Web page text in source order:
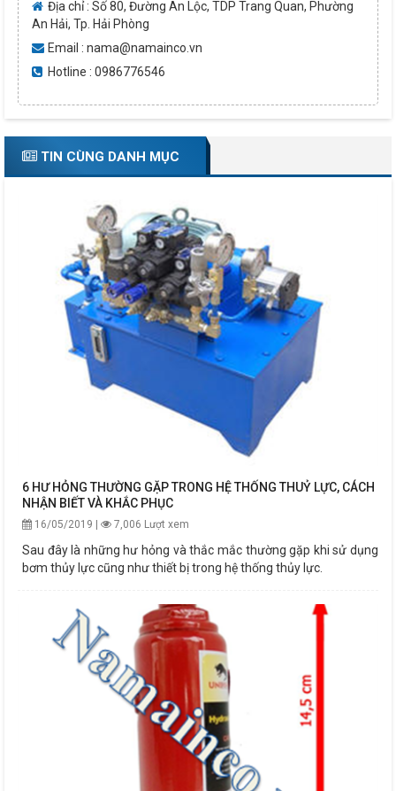
Địa chỉ : Số 80, Đường An Lộc, TDP Trang Quan, Phường
An Hải, Tp. Hải Phòng
Email : nama@namainco.vn
Hotline : 0986776546
TIN CÙNG DANH MỤC
6 HƯ HỎNG THƯỜNG GẶP TRONG HỆ THỐNG THUỶ LỰC, CÁCH
NHẬN BIẾT VÀ KHẮC PHỤC
16/05/2019 | 7,006 Lượt xem
Sau đây là những hư hỏng và thắc mắc thường gặp khi sử dụng
bơm thủy lực cũng như thiết bị trong hệ thống thủy lực.